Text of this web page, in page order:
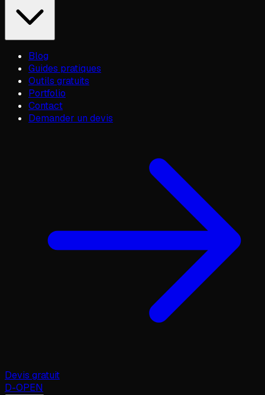
Blog
Guides pratiques
Outils gratuits
Portfolio
Contact
Demander un devis
Devis gratuit
D-OPEN